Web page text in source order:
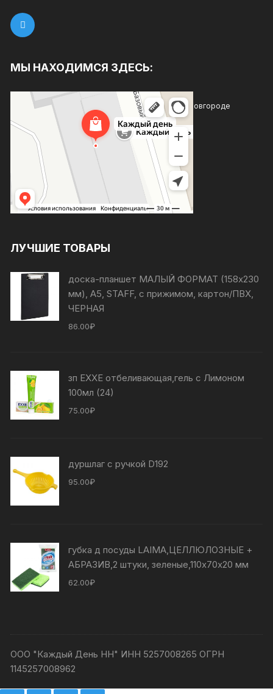
МЫ НАХОДИМСЯ ЗДЕСЬ:
Каждый день
Магазин хозтоваров и бытовой химии в Нижнем Новгороде
Товары для дома в Нижнем Новгороде
ЛУЧШИЕ ТОВАРЫ
доска-планшет МАЛЫЙ ФОРМАТ (158х230
мм), А5, STAFF, с прижимом, картон/ПВХ,
ЧЕРНАЯ
86.00₽
зп EXXE отбеливающая,гель с Лимоном
100мл (24)
75.00₽
дуршлаг с ручкой D192
95.00₽
губка д посуды LAIMA,ЦЕЛЛЮЛОЗНЫЕ +
АБРАЗИВ,2 штуки, зеленые,110х70х20 мм
62.00₽
ООО "Каждый День НН" ИНН 5257008265 ОГРН
1145257008962